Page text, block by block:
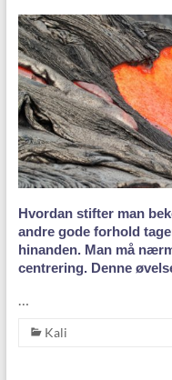
Hvordan stifter man
andre gode forhold
hinanden. Man må
centrering. Denne
…
Kali